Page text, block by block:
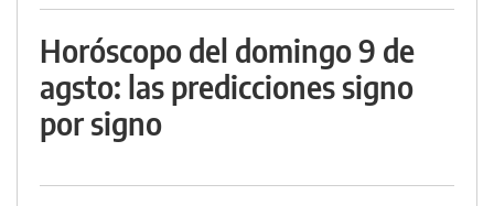
Horóscopo del domingo 9 de
agsto: las predicciones signo
por signo